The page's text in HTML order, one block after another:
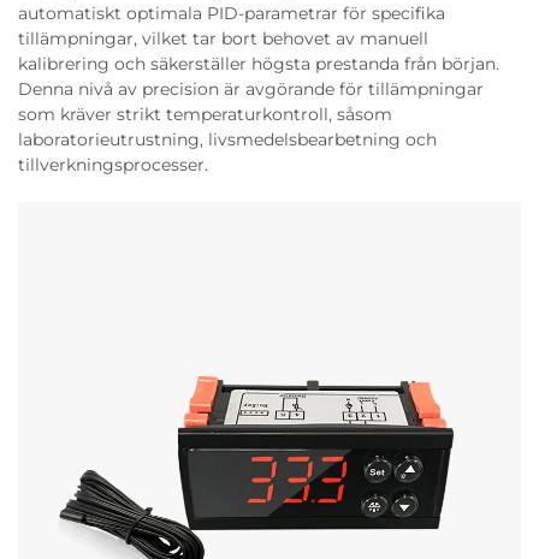
automatiskt optimala PID-parametrar för specifika
tillämpningar, vilket tar bort behovet av manuell
kalibrering och säkerställer högsta prestanda från början.
Denna nivå av precision är avgörande för tillämpningar
som kräver strikt temperaturkontroll, såsom
laboratorieutrustning, livsmedelsbearbetning och
tillverkningsprocesser.